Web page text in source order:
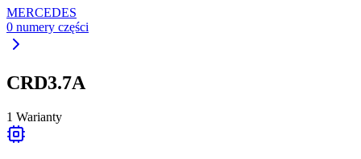
MERCEDES
0 numery części
CRD3.7A
1 Warianty